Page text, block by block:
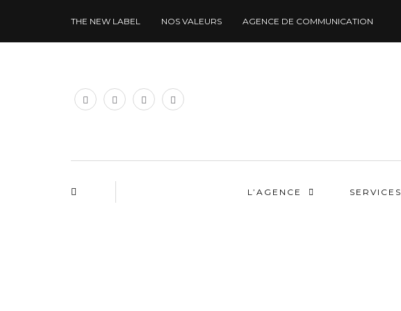
THE NEW LABEL NOS VALEURS AGENCE DE COMMUNICATION
L’AGENCE SERVICES